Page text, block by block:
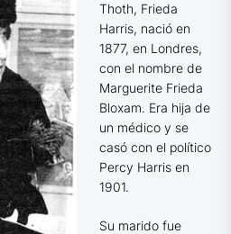
Thoth, Frieda
Harris, nació en
1877, en Londres,
con el nombre de
Marguerite Frieda
Bloxam. Era hija de
un médico y se
casó con el político
Percy Harris en
1901.
Su marido fue